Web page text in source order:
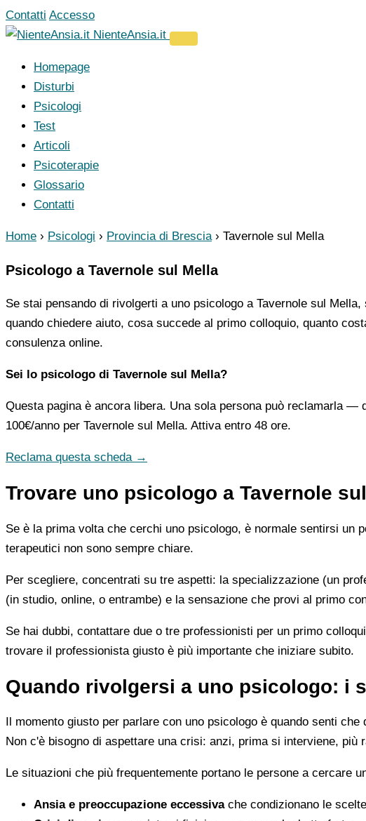
Vai
al
Contatti Accesso
NienteAnsia.it
Homepage
Disturbi
Psicologi
Test
Articoli
Psicoterapie
Glossario
Contatti
Home › Psicologi › Provincia di Brescia › Tavernole sul Mella
Psicologo a Tavernole sul Mella
Se stai pensando di rivolgerti a uno psicologo a Tavernole sul
quando chiedere aiuto, cosa succede al primo colloquio, quanto
consulenza online.
Sei lo psicologo di Tavernole sul Mella?
Questa pagina è ancora libera. Una sola persona può reclamarla —
100€/anno per Tavernole sul Mella. Attiva entro 48 ore.
Reclama questa scheda →
Trovare uno psicologo a Tavernole
Se è la prima volta che cerchi uno psicologo, è normale sentirsi un
terapeutici non sono sempre chiare.
Per scegliere, concentrati su tre aspetti: la specializzazione (un
(in studio, online, o entrambe) e la sensazione che provi al primo
Se hai dubbi, contattare due o tre professionisti per un primo
trovare il professionista giusto è più importante che iniziare subito.
Quando rivolgersi a uno psicologo: i
Il momento giusto per parlare con uno psicologo è quando senti
Non c'è bisogno di aspettare una crisi: anzi, prima si interviene, più
Le situazioni che più frequentemente portano le persone a cercare
Ansia e preoccupazione eccessivache condizionano le